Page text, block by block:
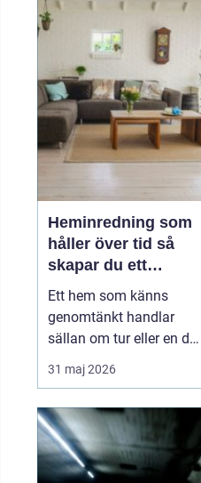
och tyst, medan resten
av dagen kan ägnas åt
annat. För många
handlar valet inte bara
om...
Heminredning som
håller över tid så
skapar du ett
medvetet hem
Ett hem som känns
genomtänkt handlar
sällan om tur eller en dyr
soffgrupp. Det handlar
om att förstå
detaljer och låta varje
rum få en tydlig roll. När
färger, textilier, ljus och...
31 maj 2026